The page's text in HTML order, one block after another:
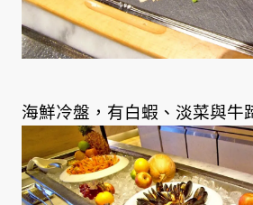
海鮮冷盤，有白蝦、淡菜與牛